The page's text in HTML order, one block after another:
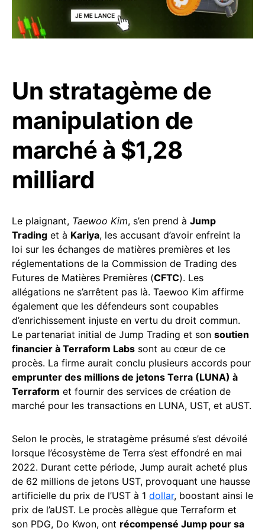
Un stratagème de
manipulation de
marché à $1,28
milliard
Le plaignant, Taewoo Kim, s’en prend à Jump
Trading et à Kariya, les accusant d’avoir enfreint la
loi sur les échanges de matières premières et les
réglementations de la Commission de Trading des
Futures de Matières Premières (CFTC). Les
allégations ne s’arrêtent pas là. Taewoo Kim affirme
également que les défendeurs sont coupables
d’enrichissement injuste en vertu du droit commun.
Le partenariat initial de Jump Trading et son soutien
financier à Terraform Labs sont au cœur de ce
procès. La firme aurait conclu plusieurs accords pour
emprunter des millions de jetons Terra (LUNA) à
Terraform et fournir des services de création de
marché pour les transactions en LUNA, UST, et aUST.
Selon le procès, le stratagème présumé s’est dévoilé
lorsque l’écosystème de Terra s’est effondré en mai
2022. Durant cette période, Jump aurait acheté plus
de 62 millions de jetons UST, provoquant une hausse
artificielle du prix de l’UST à 1 dollar, boostant ainsi le
prix de l’aUST. Le procès allègue que Terraform et
son PDG, Do Kwon, ont récompensé Jump pour sa